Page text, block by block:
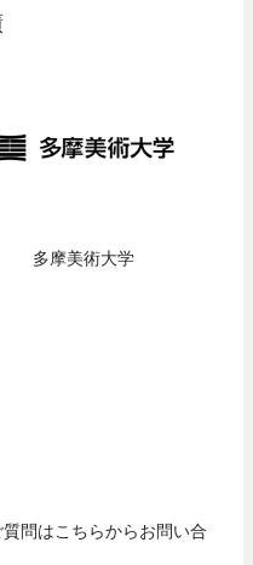
多摩美術大学
問はこちらからお問い合